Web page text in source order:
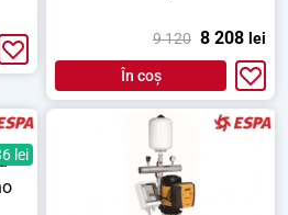
9 120 8 208 lei
În coș
lei